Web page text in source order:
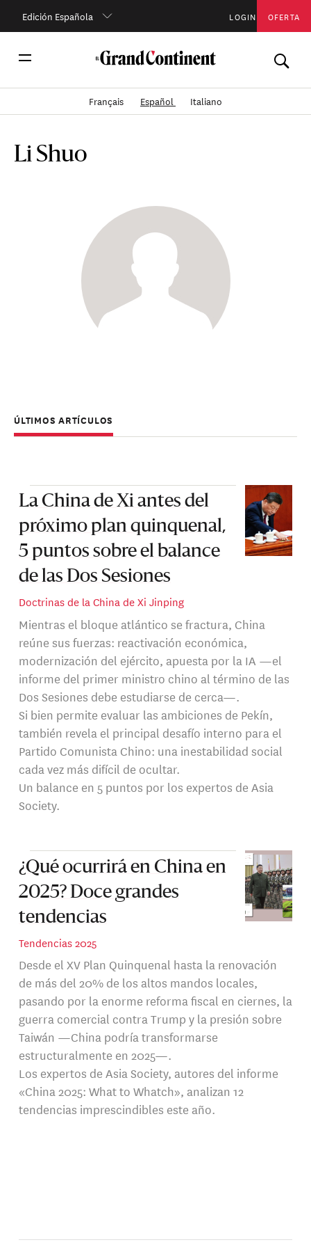
Edición Española LOGIN OFERTA
Français Español Italiano
Li Shuo
ÚLTIMOS ARTÍCULOS
La China de Xi antes del
próximo plan quinquenal,
5 puntos sobre el balance
de las Dos Sesiones
Doctrinas de la China de Xi Jinping
Mientras el bloque atlántico se fractura, China
reúne sus fuerzas: reactivación económica,
modernización del ejército, apuesta por la IA —el
informe del primer ministro chino al término de las
Dos Sesiones debe estudiarse de cerca—.
Si bien permite evaluar las ambiciones de Pekín,
también revela el principal desafío interno para el
Partido Comunista Chino: una inestabilidad social
cada vez más difícil de ocultar.
Un balance en 5 puntos por los expertos de Asia
Society.
¿Qué ocurrirá en China en
2025? Doce grandes
tendencias
Tendencias 2025
Desde el XV Plan Quinquenal hasta la renovación
de más del 20% de los altos mandos locales,
pasando por la enorme reforma fiscal en ciernes, la
guerra comercial contra Trump y la presión sobre
Taiwán —China podría transformarse
estructuralmente en 2025—.
Los expertos de Asia Society, autores del informe
«China 2025: What to Whatch», analizan 12
tendencias imprescindibles este año.